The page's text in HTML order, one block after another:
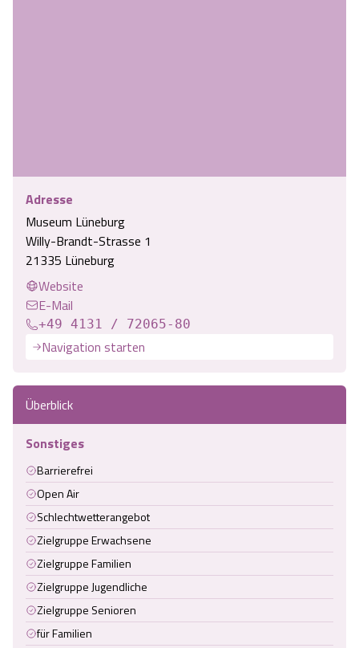
Adresse
Museum Lüneburg
Willy-Brandt-Strasse 1
21335 Lüneburg
Website
E-Mail
+49 4131 / 72065-80
Navigation starten
Überblick
Sonstiges
Barrierefrei
Open Air
Schlechtwetterangebot
Zielgruppe Erwachsene
Zielgruppe Familien
Zielgruppe Jugendliche
Zielgruppe Senioren
für Familien